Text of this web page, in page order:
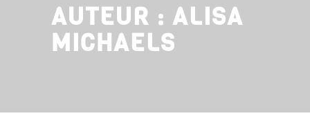
AUTEUR : ALISA
MICHAELS